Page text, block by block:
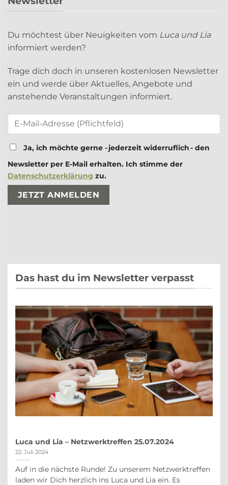
Du möchtest über Neuigkeiten vom Luca und Lia
informiert werden?
Trage dich doch in unseren kostenlosen Newsletter
ein und werde über Aktuelles, Angebote und
anstehende Veranstaltungen informiert.
Ja, ich möchte gerne - jederzeit widerruflich - den
Newsletter per E-Mail erhalten. Ich stimme der
Datenschutzerklärung zu.
Bitte lasse dieses Feld leer.
Bitte lasse dieses Feld leer.
Das hast du im Newsletter verpasst
Luca und Lia – Netzwerktreffen 25.07.2024
22. Juli 2024
Auf in die nächste Runde! Zu unserem Netzwerktreffen
laden wir Dich herzlich ins Luca und Lia ein. Es